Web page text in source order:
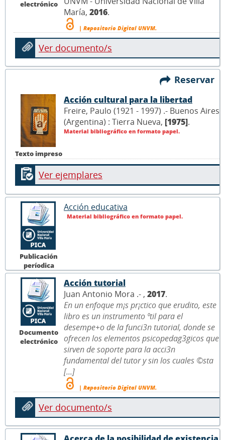
electrónico
María, 2016.
| Repositorio Digital UNVM.
Ver documento/s
Reservar
Texto impreso
Acción cultural para la libertad
Freire, Paulo (1921 - 1997) .- Buenos Aires
(Argentina) : Tierra Nueva, [1975].
Material bibliográfico en formato papel.
Ver ejemplares
Publicación
períodica
Acción educativa
Material bibliográfico en formato papel.
Documento
electrónico
Acción tutorial
Juan Antonio Mora .- , 2017.
En un enfoque m¡s pr¡ctico que erudito, este
libro es un instrumento ºtil para el
desempe+o de la funci3n tutorial, donde se
ofrecen los elementos psicopedag3gicos que
sirven de soporte para la acci3n
fundamental del tutor y sin los cuales ©sta
[...]
| Repositorio Digital UNVM.
Ver documento/s